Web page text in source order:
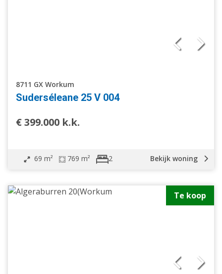
8711 GX Workum
Suderséleane 25 V 004
€ 399.000 k.k.
69 m² 769 m² 2 Bekijk woning
Te koop